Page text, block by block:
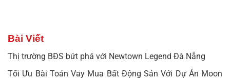
Bài Viết
Thị trường BĐS bứt phá với Newtown Legend Đà Nẵng
Tối Ưu Bài Toán Vay Mua Bất Động Sản Với Dự Án Moon